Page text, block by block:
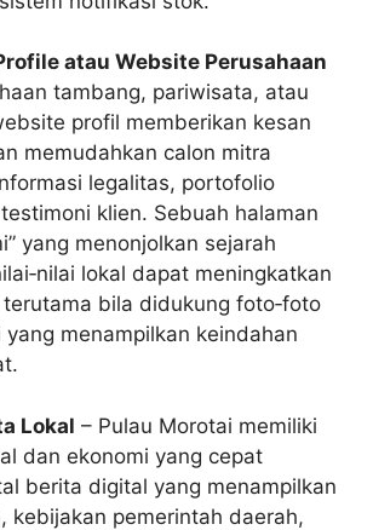
atau Website Perusahaan
tambang, pariwisata, atau
profil memberikan kesan
memudahkan calon mitra
legalitas, portofolio
klien. Sebuah halaman
yang menonjolkan sejarah
lokal dapat meningkatkan
bila didukung foto‑foto
menampilkan keindahan
Lokal – Pulau Morotai memiliki
dan ekonomi yang cepat
berita digital yang menampilkan
kebijakan pemerintah daerah,